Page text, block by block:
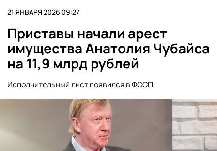
21 ЯНВАРЯ 2026 09:27
Приставы начали арест
имущества Анатолия Чубайса
на 11,9 млрд рублей
Исполнительный лист появился в ФССП